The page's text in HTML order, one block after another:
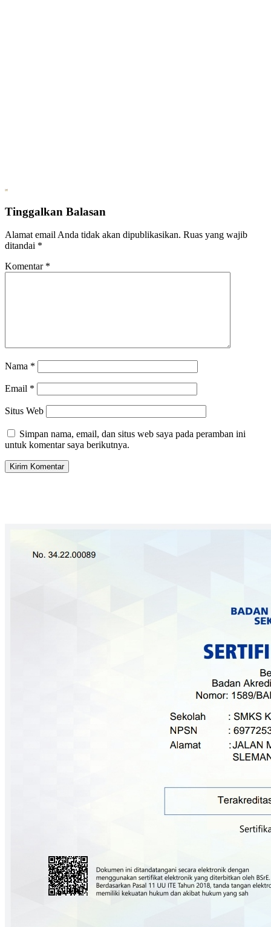
Tinggalkan Balasan
Alamat email Anda tidak akan dipublikasikan. Ruas yang wajib
ditandai *
Komentar *
Nama *
Email *
Situs Web
Simpan nama, email, dan situs web saya pada peramban ini
untuk komentar saya berikutnya.